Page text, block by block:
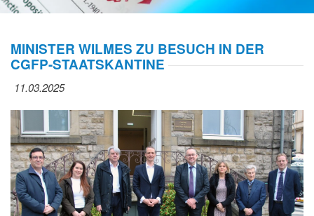
MINISTER WILMES ZU BESUCH IN DER
CGFP-STAATSKANTINE
11.03.2025